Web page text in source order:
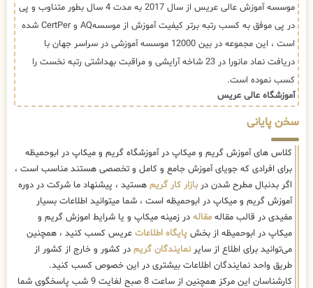
موسسه آموزش عالی عریس از سال 2017 به مدت 4 سال بطور متناوب و پی
در پی موفق به کسب رتبه برتر کیفیت آموزش از موسسهAQ و CertPer شده
است ، این مجموعه در بین 12000 موسسه آموزشی در سراسر جهان با
دریافت نماد مانورا در 23 شاخه آرایشی و مراقبت بهداشتی رتبه نخست را
کسب نموده است.
آموزشگاه عالی عریس
سخن پایانی
کلاس های آموزش گریم و میکاپ در آموزشگاه گریم و میکاپ در ابوحمیظه
برای افرادی که جویای آموزش جامع و کامل و تخصصی هستند مناسب است ،
اگر بدنبال مطرح شدن دربازار کار گریم هستید ، پیشنهاد ما شرکت در دوره
آموزش گریم و میکاپ در ابوحمیظه است ، شما میتوانید اطلاعات بسیار
مفیدی در قالب مقاله مقاله در زمینه میکاپ و یا شرایط اموزش گریم و
میکاپ در ابوحمیظه از بخش پایگاه اطلاعات عریس کسب کنید ، همچنین
می‌توانید برای اطلاع از سایرنمایندگان گریم در کشور و خارج از کشور از
طریق واحد نمایندگان اطلاعات بیشتری در این خصوص کسب کنید.
کارشناسان این مرکز همچنین از ساعت 8 صبح لغایت 9 شب پاسخگوی شما